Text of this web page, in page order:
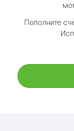
Пополните